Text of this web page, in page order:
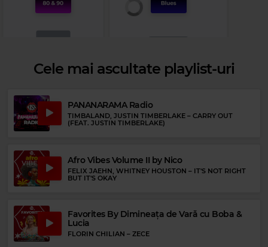
Rock 80s & 90s
JON BON JOVI– MIRACLE
Cele mai ascultate playlist-uri
PANANARAMA Radio
TIMBALAND, JUSTIN TIMBERLAKE – CARRY OUT
(FEAT. JUSTIN TIMBERLAKE)
Afro Vibes Volume II by Nico
FELIX JAEHN, WHITNEY HOUSTON – IT'S NOT RIGHT
BUT IT'S OKAY
Favorites By Dimineața de Vară cu Boba &
Lucia
FLORIN CHILIAN – ZECE